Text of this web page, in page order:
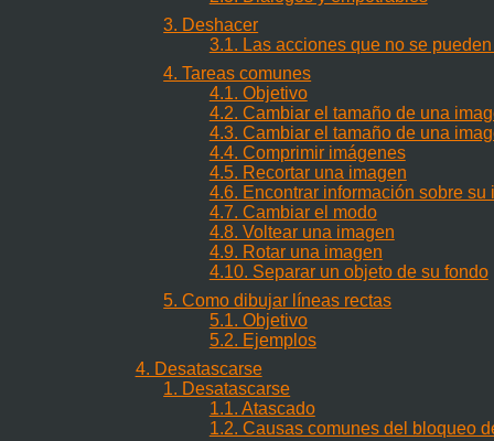
3. Deshacer
3.1. Las acciones que no se
4. Tareas comunes
4.1. Objetivo
4.2. Cambiar el tamaño de una
4.3. Cambiar el tamaño de una
4.4. Comprimir imágenes
4.5. Recortar una imagen
4.6. Encontrar información sobre su
4.7. Cambiar el modo
4.8. Voltear una imagen
4.9. Rotar una imagen
4.10. Separar un objeto de su fondo
5. Como dibujar líneas rectas
5.1. Objetivo
5.2. Ejemplos
4. Desatascarse
1. Desatascarse
1.1. Atascado
1.2. Causas comunes del bloqueo